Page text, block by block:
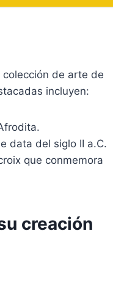
de arte de
incluyen:
data del siglo II a.C.
que conmemora
creación